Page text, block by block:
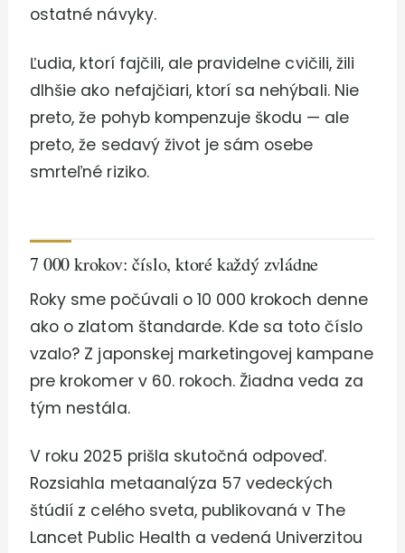
ostatné návyky.
Ľudia, ktorí fajčili, ale pravidelne cvičili, žili
dlhšie ako nefajčiari, ktorí sa nehýbali. Nie
preto, že pohyb kompenzuje škodu — ale
preto, že sedavý život je sám osebe
smrteľné riziko.
7 000 krokov: číslo, ktoré každý zvládne
Roky sme počúvali o 10 000 krokoch denne
ako o zlatom štandarde. Kde sa toto číslo
vzalo? Z japonskej marketingovej kampane
pre krokomer v 60. rokoch. Žiadna veda za
tým nestála.
V roku 2025 prišla skutočná odpoveď.
Rozsiahla metaanalýza 57 vedeckých
štúdií z celého sveta, publikovaná v The
Lancet Public Health a vedená Univerzitou